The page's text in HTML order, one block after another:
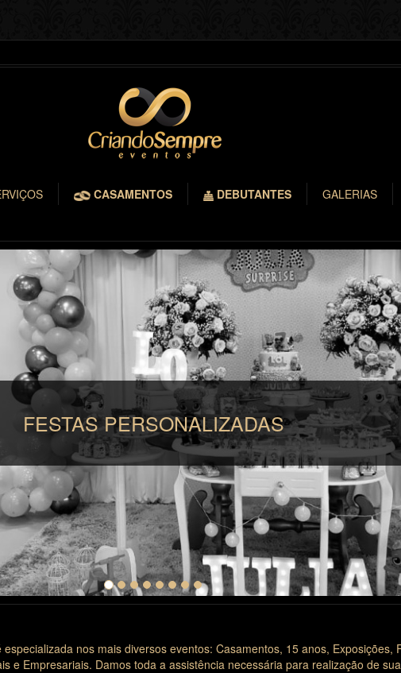
CASAMENTOS DEBUTANTES GALERIAS
nos mais diversos eventos: Casamentos, 15 anos, Exposições,
e Empresariais. Damos toda a assistência necessária para realização de